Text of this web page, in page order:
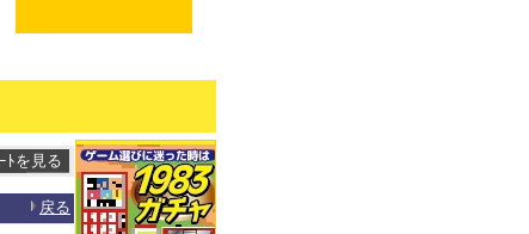
花へ 70年代風ロボットアニメ ゲッP-X アレサCOLLECTION 1993-
戻る